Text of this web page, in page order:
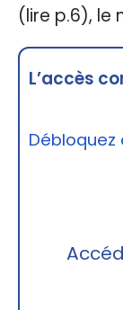
(lire p.6), le
L’accès